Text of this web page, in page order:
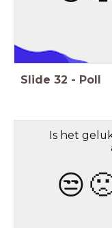
Slide 32 - Poll
Is het
😒